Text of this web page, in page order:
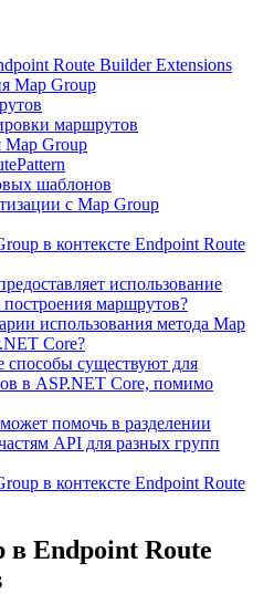
Route Builder Extensions
Map Group
маршрутов
Group
шаблонов
с Map Group
в контексте Endpoint Route
использование
маршрутов?
использования метода Map
Core?
способы существуют для
в ASP.NET Core, помимо
помочь в разделении
API для разных групп
в контексте Endpoint Route
Endpoint Route